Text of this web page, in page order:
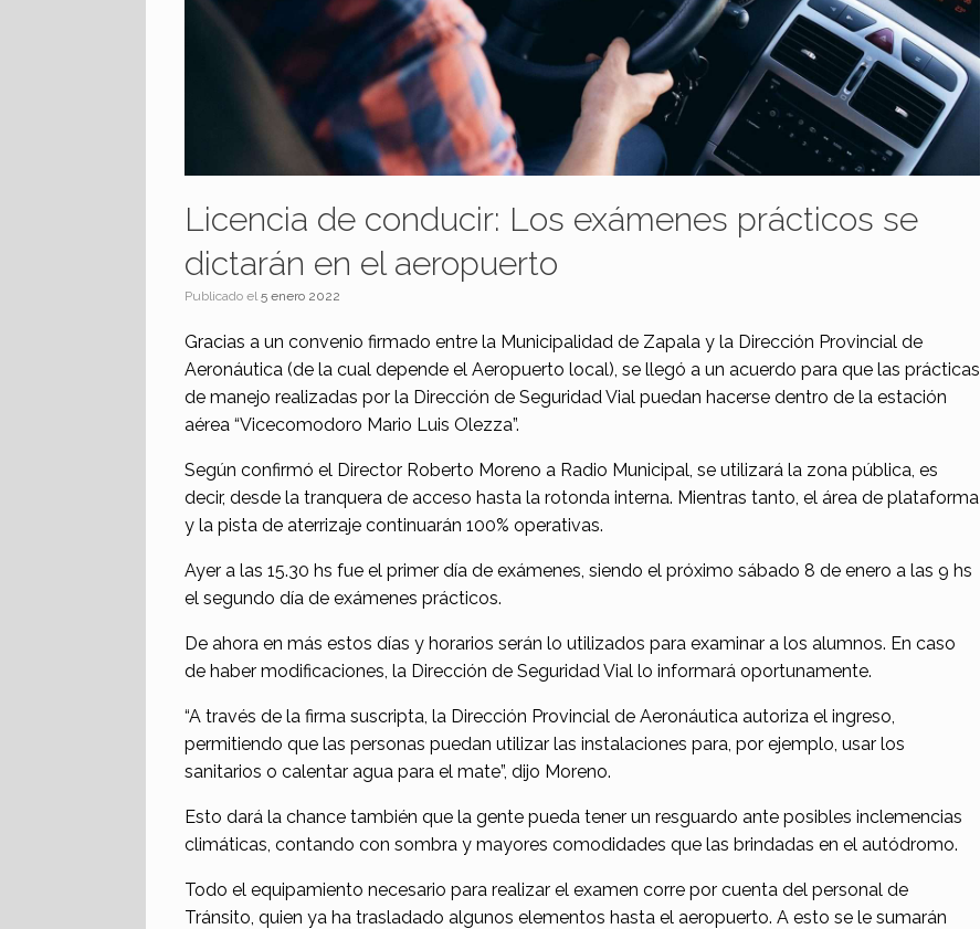
Licencia de conducir: Los exámenes prácticos se
dictarán en el aeropuerto
Publicado el5 enero 2022
Gracias a un convenio firmado entre la Municipalidad de Zapala y la Dirección Provincial de
Aeronáutica (de la cual depende el Aeropuerto local), se llegó a un acuerdo para que las prácticas
de manejo realizadas por la Dirección de Seguridad Vial puedan hacerse dentro de la estación
aérea “Vicecomodoro Mario Luis Olezza”.
Según confirmó el Director Roberto Moreno a Radio Municipal, se utilizará la zona pública, es
decir, desde la tranquera de acceso hasta la rotonda interna. Mientras tanto, el área de plataforma
y la pista de aterrizaje continuarán 100% operativas.
Ayer a las 15.30 hs fue el primer día de exámenes, siendo el próximo sábado 8 de enero a las 9 hs
el segundo día de exámenes prácticos.
De ahora en más estos días y horarios serán lo utilizados para examinar a los alumnos. En caso
de haber modificaciones, la Dirección de Seguridad Vial lo informará oportunamente.
“A través de la firma suscripta, la Dirección Provincial de Aeronáutica autoriza el ingreso,
permitiendo que las personas puedan utilizar las instalaciones para, por ejemplo, usar los
sanitarios o calentar agua para el mate”, dijo Moreno.
Esto dará la chance también que la gente pueda tener un resguardo ante posibles inclemencias
climáticas, contando con sombra y mayores comodidades que las brindadas en el autódromo.
Todo el equipamiento necesario para realizar el examen corre por cuenta del personal de
Tránsito, quien ya ha trasladado algunos elementos hasta el aeropuerto. A esto se le sumarán